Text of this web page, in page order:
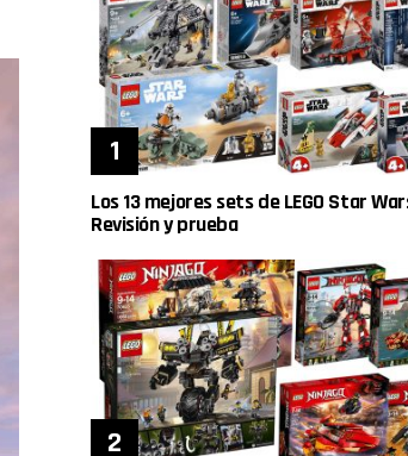
Los 13 mejores sets de LEGO Star
Revisión y prueba